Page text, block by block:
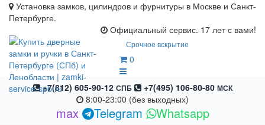
Установка замков, цилиндров и фурнитуры в Москве и Санкт-
Петербурге.
Официальный сервис. 17 лет с вами!
Срочное вскрытие
0
+7(812) 605-90-12 СПБ +7(495) 106-80-80 МСК
8:00-23:00 (без выходных)
max Telegram Whatsapp